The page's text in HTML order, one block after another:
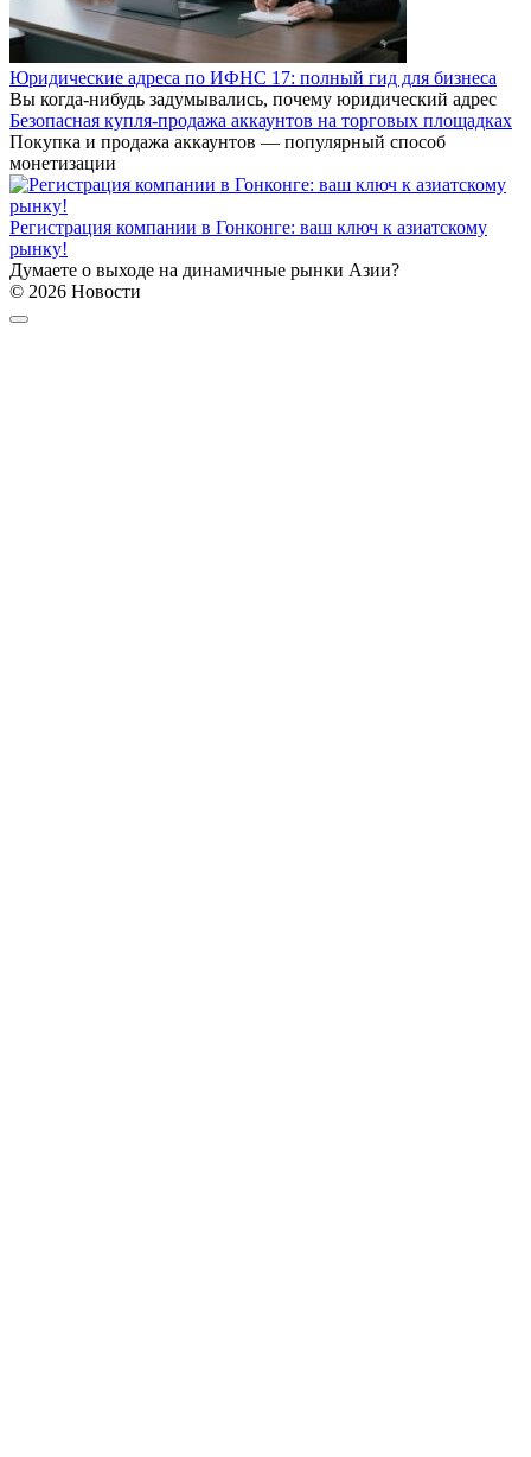
Юридические адреса по ИФНС 17: полный гид для бизнеса
Вы когда-нибудь задумывались, почему юридический адрес
Безопасная купля-продажа аккаунтов на торговых площадках
Покупка и продажа аккаунтов — популярный способ
монетизации
Регистрация компании в Гонконге: ваш ключ к азиатскому
рынку!
Думаете о выходе на динамичные рынки Азии?
© 2026 Новости